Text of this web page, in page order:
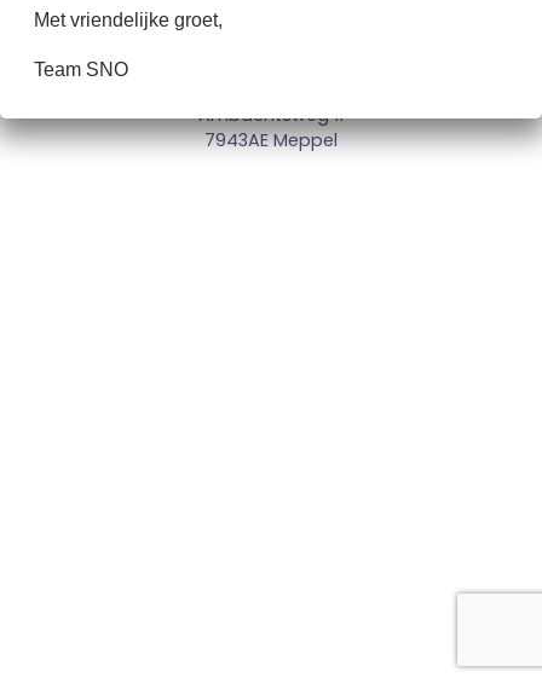
Bezoekersadres
Ambachtsweg 11
7943AE Meppel
Met vriendelijke groet,
Team SNO